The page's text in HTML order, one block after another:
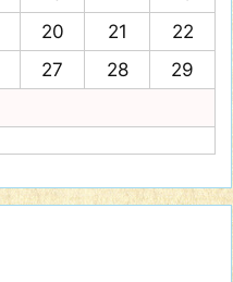
20 21
22
27 28
29